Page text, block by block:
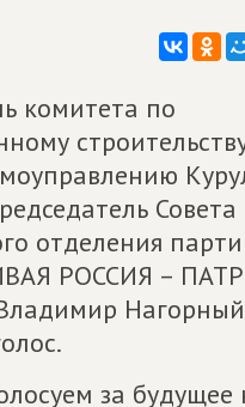
комитета по
Совета
отделения
РОССИЯ –
за будущее